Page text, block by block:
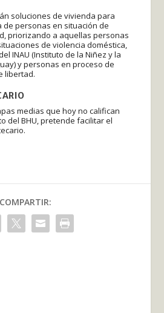
soluciones de vivienda para
de personas en situación de
priorizando a aquellas personas
de violencia doméstica,
INAU (Instituto de la Niñez y la
y personas en proceso de
libertad.
medias que hoy no califican
del BHU, pretende facilitar el
COMPARTIR: